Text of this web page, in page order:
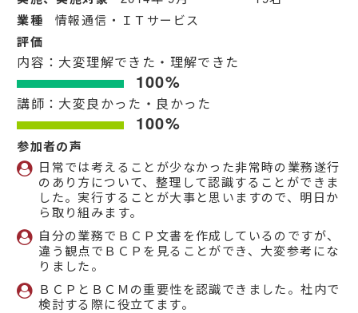
業種 情報通信・ＩＴサービス
評価
内容：大変理解できた・理解できた
100%
講師：大変良かった・良かった
100%
参加者の声
日常では考えることが少なかった非常時の業務遂行
のあり方について、整理して認識することができま
した。実行することが大事と思いますので、明日か
ら取り組みます。
自分の業務でＢＣＰ文書を作成しているのですが、
違う観点でＢＣＰを見ることができ、大変参考にな
りました。
ＢＣＰとＢＣＭの重要性を認識できました。社内で
検討する際に役立てます。